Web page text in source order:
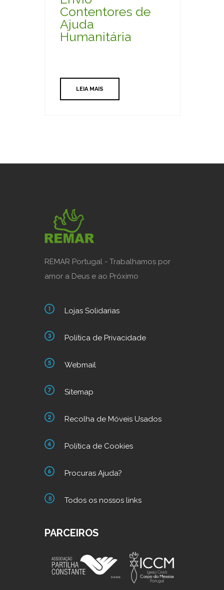
Contentores de
Ajuda
Humanitária
LEIA MAIS
REMAR Portugal - Trabalhamos por
amor a Deus e ao Próximo
Lojas Solidarias
Política de Privacidade
Webmail
Sitemap
Recolha de Móveis Usados
Política de Cookies
Procuras Ajuda?
Todos os nossos links
PARCEIROS